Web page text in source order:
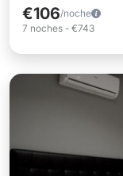
€106/noche
7 noches - €743